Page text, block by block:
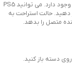
قبل از شروع، مراقب باشید که دو حالت خاموش برای PS5 وجود دارد. می توانید PS5
دهید. حالت استراحت به